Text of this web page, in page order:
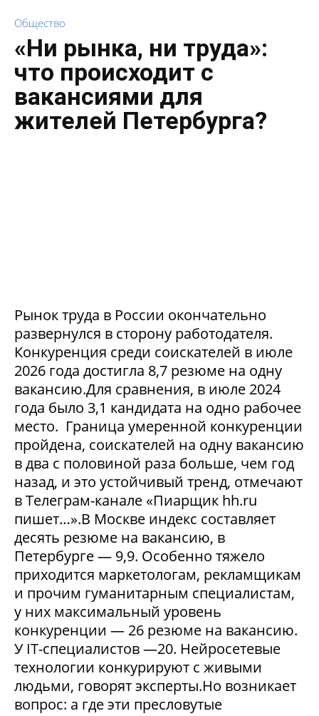
Общество
«Ни рынка, ни труда»:
что происходит с
вакансиями для
жителей Петербурга?
Рынок труда в России окончательно
развернулся в сторону работодателя.
Конкуренция среди соискателей в июле
2026 года достигла 8,7 резюме на одну
вакансию.Для сравнения, в июле 2024
года было 3,1 кандидата на одно рабочее
место. Граница умеренной конкуренции
пройдена, соискателей на одну вакансию
в два с половиной раза больше, чем год
назад, и это устойчивый тренд, отмечают
в Телеграм-канале «Пиарщик hh.ru
пишет…».В Москве индекс составляет
десять резюме на вакансию, в
Петербурге — 9,9. Особенно тяжело
приходится маркетологам, рекламщикам
и прочим гуманитарным специалистам,
у них максимальный уровень
конкуренции — 26 резюме на вакансию.
У IT-специалистов —20. Нейросетевые
технологии конкурируют с живыми
людьми, говорят эксперты.Но возникает
вопрос: а где эти пресловутые